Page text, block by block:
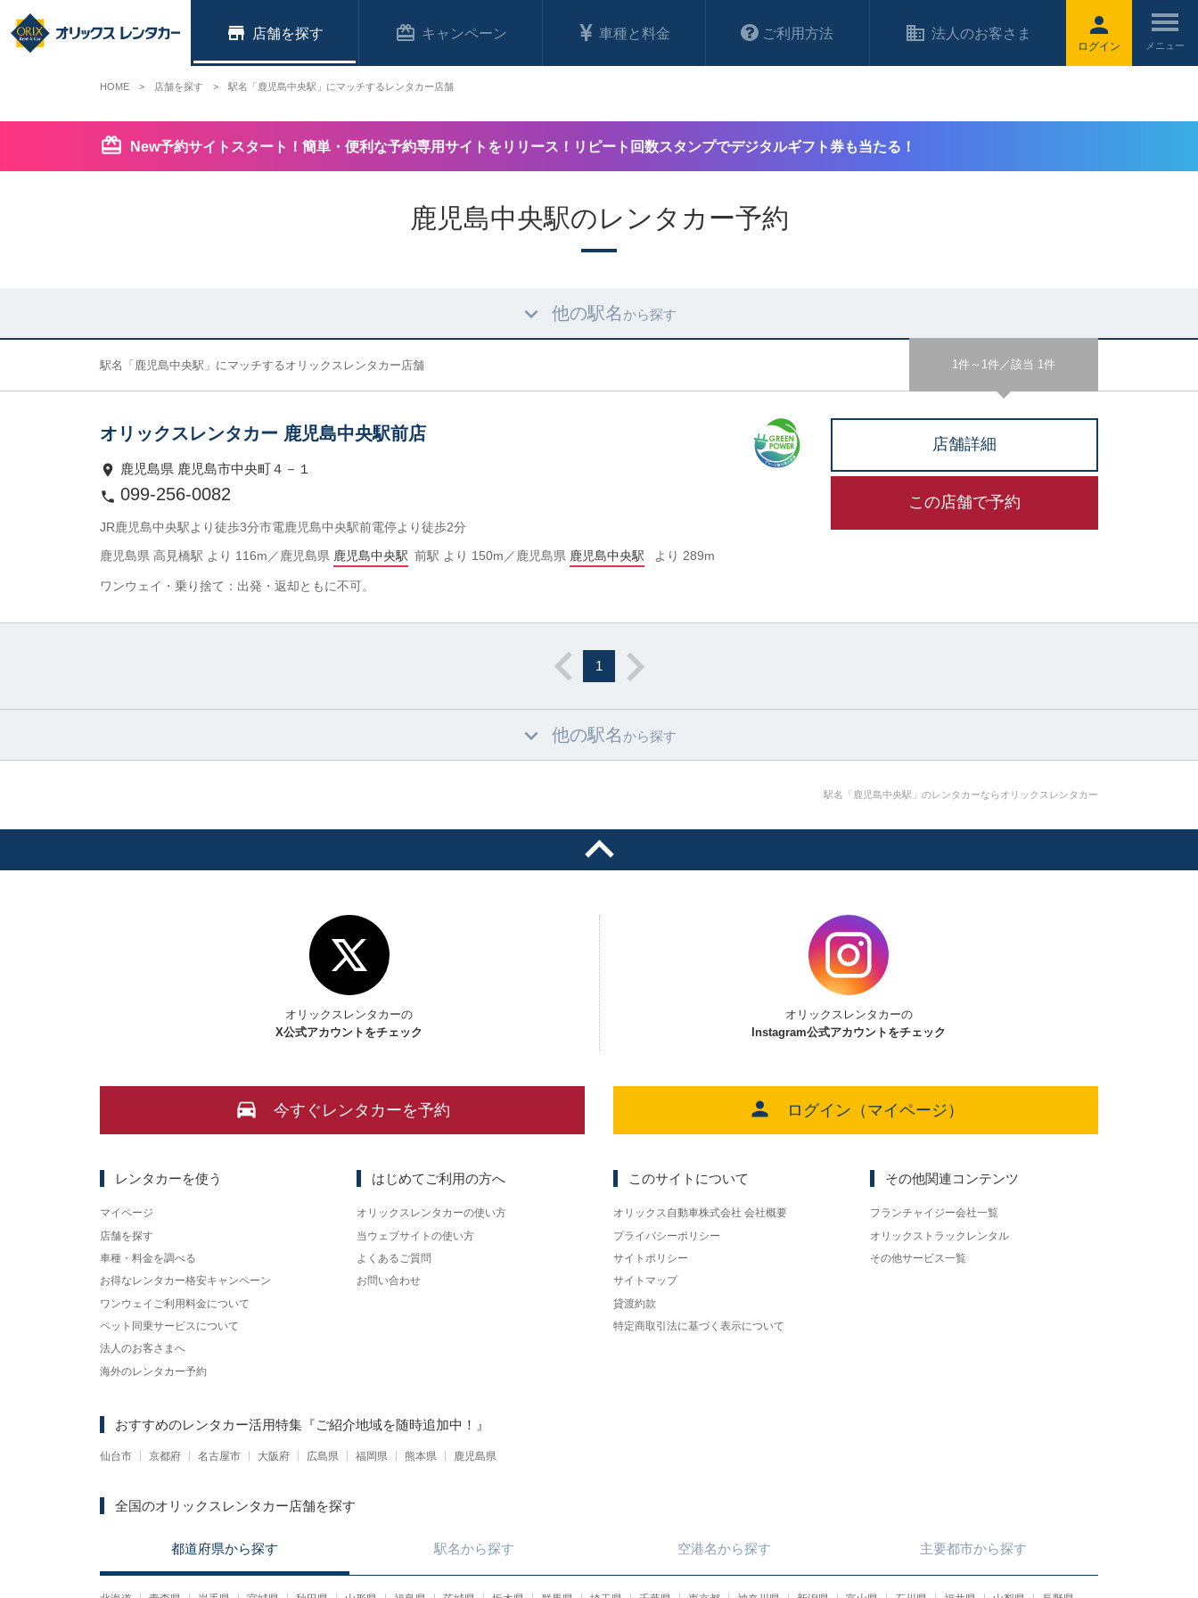
ログイン
店舗 キャンペーン 車種と料金 ご利用方法 法人のお客さま
New予約サイトスタート！簡単・便利な予約専用サイトをリリース！リピート回数スタンプでデジタルギフト券も当たる！
鹿児島中央駅のレンタカー予約
他の駅名 から探す
1件～1件／該当 1件
駅名「鹿児島中央駅」にマッチするオリックスレンタカー店舗
オリックスレンタカー 鹿児島中央駅前店
鹿児島県 鹿児島市中央町４－１
099-256-0082
JR鹿児島中央駅より徒歩3分市電鹿児島中央駅前電停より徒歩2分
鹿児島県 高見橋駅 より 116m／鹿児島県 鹿児島中央駅 前駅 より 150m／鹿児島県 鹿児島中央駅 より 289m
ワンウェイ・乗り捨て：出発・返却ともに不可。
店舗詳細
この店舗で予約
1
他の駅名 から探す
駅名「鹿児島中央駅」のレンタカーならオリックスレンタカー
HOME 店舗を探す 駅名「鹿児島中央駅」にマッチするレンタカー店舗
オリックスレンタカーの
X公式アカウントをチェック
オリックスレンタカーの
Instagram公式アカウントをチェック
今すぐレンタカーを予約 ログイン（マイページ）
レンタカーを使う
マイページ
店舗を探す
車種・料金を調べる
お得なレンタカー格安キャンペーン
ワンウェイご利用料金について
ペット同乗サービスについて
法人のお客さまへ
海外のレンタカー予約
はじめてご利用の方へ
オリックスレンタカーの使い方
当ウェブサイトの使い方
よくあるご質問
お問い合わせ
このサイトについて
オリックス自動車株式会社 会社概要
プライバシーポリシー
サイトポリシー
サイトマップ
貸渡約款
特定商取引法に基づく表示について
その他関連コンテンツ
フランチャイジー会社一覧
オリックストラックレンタル
その他サービス一覧
おすすめのレンタカー活用特集 『ご紹介地域を随時追加中！』
仙台市 京都府 名古屋市 大阪府 広島県 福岡県 熊本県 鹿児島県
全国のオリックスレンタカー店舗を探す
都道府県から探す 駅名から探す 空港名から探す 主要都市から探す